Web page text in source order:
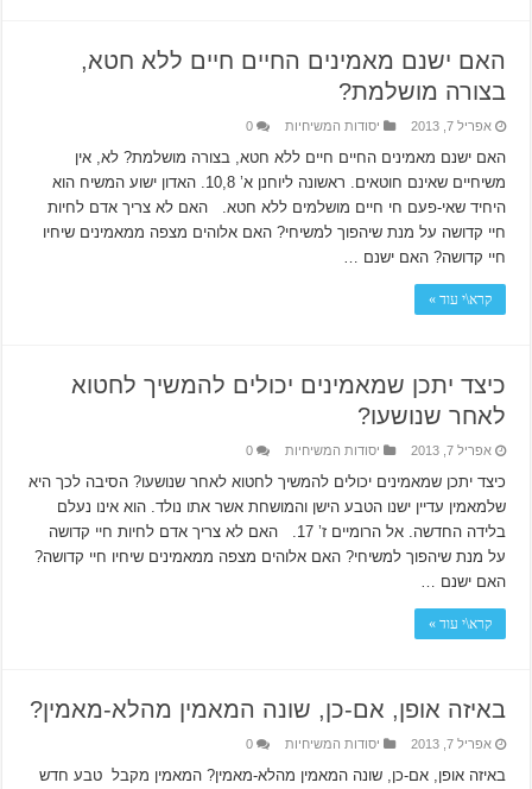
האם ישנם מאמינים החיים חיים ללא חטא,
בצורה מושלמת?
אפריל 7, 2013 יסודות המשיחיות 0
האם ישנם מאמינים החיים חיים ללא חטא, בצורה מושלמת? לא, אין
משיחיים שאינם חוטאים. ראשונה ליוחנן א’ 10,8. האדון ישוע המשיח הוא
היחיד שאי-פעם חי חיים מושלמים ללא חטא. האם לא צריך אדם לחיות
חיי קדושה על מנת שיהפוך למשיחי? האם אלוהים מצפה ממאמינים שיחיו
חיי קדושה? האם ישנם …
קרא\י עוד »
כיצד יתכן שמאמינים יכולים להמשיך לחטוא
לאחר שנושעו?
אפריל 7, 2013 יסודות המשיחיות 0
כיצד יתכן שמאמינים יכולים להמשיך לחטוא לאחר שנושעו? הסיבה לכך היא
שלמאמין עדיין ישנו הטבע הישן והמושחת אשר אתו נולד. הוא אינו נעלם
בלידה החדשה. אל הרומיים ז’ 17. האם לא צריך אדם לחיות חיי קדושה
על מנת שיהפוך למשיחי? האם אלוהים מצפה ממאמינים שיחיו חיי קדושה?
האם ישנם …
קרא\י עוד »
באיזה אופן, אם-כן, שונה המאמין מהלא-מאמין?
אפריל 7, 2013 יסודות המשיחיות 0
באיזה אופן, אם-כן, שונה המאמין מהלא-מאמין? המאמין מקבל טבע חדש